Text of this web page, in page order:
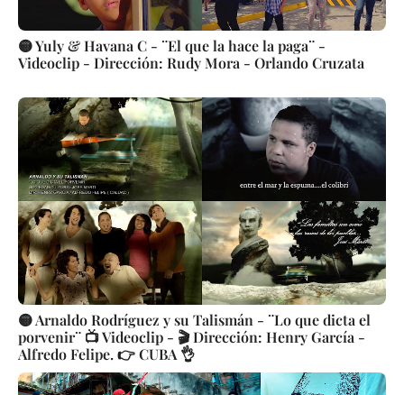
🟡 Yuly & Havana C - ¨El que la hace la paga¨ -
Videoclip - Dirección: Rudy Mora - Orlando Cruzata
🟡 Arnaldo Rodríguez y su Talismán - ¨Lo que dicta el
porvenir¨ 📺 Videoclip - 🎬 Dirección: Henry García -
Alfredo Felipe. 👉 CUBA 👌